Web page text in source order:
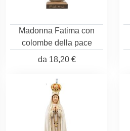
Madonna Fatima con
colombe della pace
da 18,20 €